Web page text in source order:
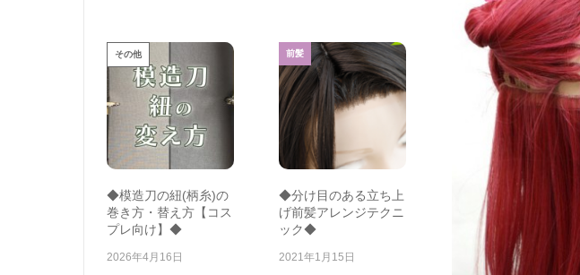
その他
◆模造刀の紐(柄糸)の
巻き方・替え方【コス
プレ向け】◆
2026年4月16日
前髪
◆分け目のある立ち上
げ前髪アレンジテクニ
ック◆
2021年1月15日